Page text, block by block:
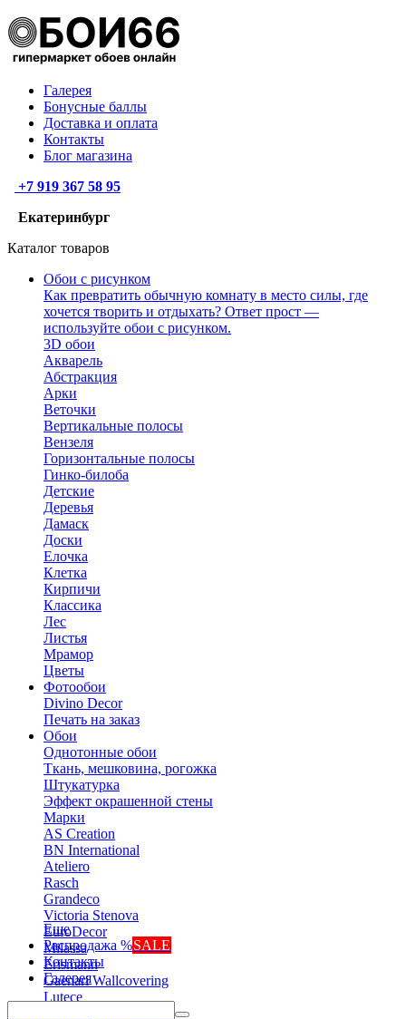
Галерея
Бонусные баллы
Доставка и оплата
Контакты
Блог магазина
+7 919 367 58 95
Екатеринбург
Каталог товаров
Обои с рисунком
Как превратить обычную комнату в место силы, где
хочется творить и отдыхать? Ответ прост —
используйте обои с рисунком.
3D обои
Акварель
Абстракция
Арки
Веточки
Вертикальные полосы
Вензеля
Горизонтальные полосы
Гинко-билоба
Детские
Деревья
Дамаск
Доски
Елочка
Клетка
Кирпичи
Классика
Лес
Листья
Мрамор
Цветы
Фотообои
Divino Decor
Печать на заказ
Обои
Однотонные обои
Ткань, мешковина, рогожка
Штукатурка
Эффект окрашенной стены
Марки
AS Creation
BN International
Ateliero
Rasch
Grandeco
Victoria Stenova
EuroDecor
Milassa
Erismann
Gaenari Wallcovering
Lutece
Еще
Распродажа %SALE
Контакты
Галерея